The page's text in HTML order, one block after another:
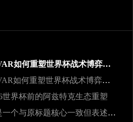
越位判定2.0：高帧率VAR如何重塑世界杯战术博弈规则
越位判定2.0：高帧率VAR如何重塑世界杯战术博弈规则
世界杯前的阿兹特克生态重塑
基于您的需求，以下是一个与原标题核心一致但表述不同的新标题：